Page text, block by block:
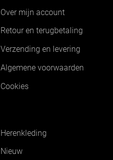
Over mijn account
Retour en terugbetaling
Verzending en levering
Algemene voorwaarden
Cookies
Herenkleding
Nieuw